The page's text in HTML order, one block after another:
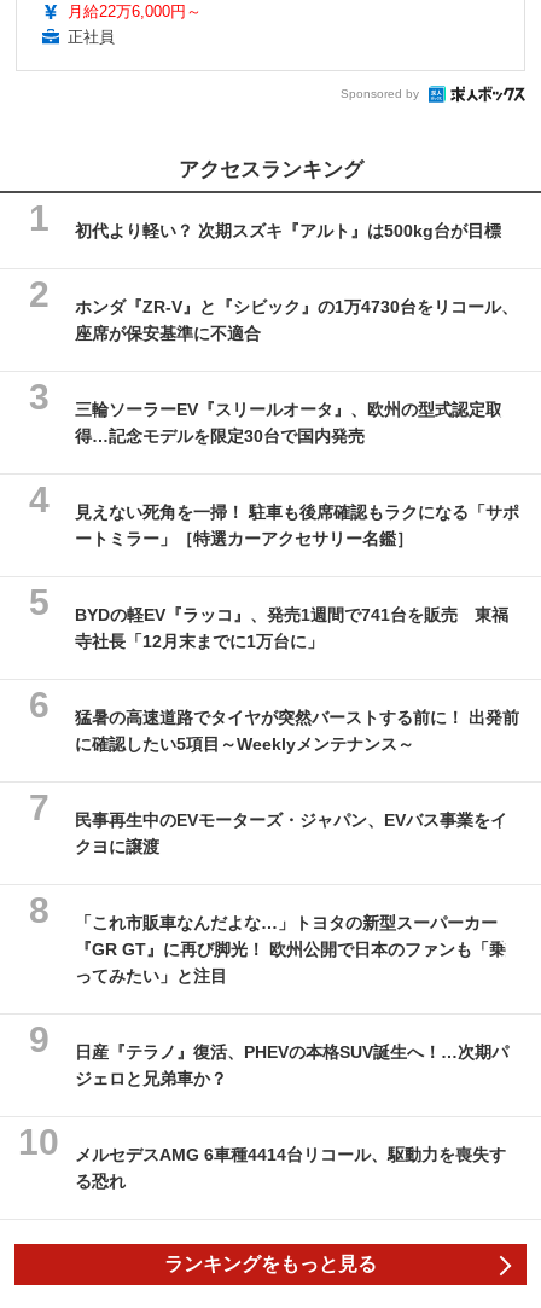
月給22万6,000円～
正社員
Sponsored by
アクセスランキング
初代より軽い？ 次期スズキ『アルト』は500kg台が目標
ホンダ『ZR-V』と『シビック』の1万4730台をリコール、
座席が保安基準に不適合
三輪ソーラーEV『スリールオータ』、欧州の型式認定取
得…記念モデルを限定30台で国内発売
見えない死角を一掃！ 駐車も後席確認もラクになる「サポ
ートミラー」［特選カーアクセサリー名鑑］
BYDの軽EV『ラッコ』、発売1週間で741台を販売 東福
寺社長「12月末までに1万台に」
猛暑の高速道路でタイヤが突然バーストする前に！ 出発前
に確認したい5項目～Weeklyメンテナンス～
民事再生中のEVモーターズ・ジャパン、EVバス事業をイ
クヨに譲渡
「これ市販車なんだよな…」トヨタの新型スーパーカー
『GR GT』に再び脚光！ 欧州公開で日本のファンも「乗
ってみたい」と注目
日産『テラノ』復活、PHEVの本格SUV誕生へ！…次期パ
ジェロと兄弟車か？
メルセデスAMG 6車種4414台リコール、駆動力を喪失す
る恐れ
ランキングをもっと見る